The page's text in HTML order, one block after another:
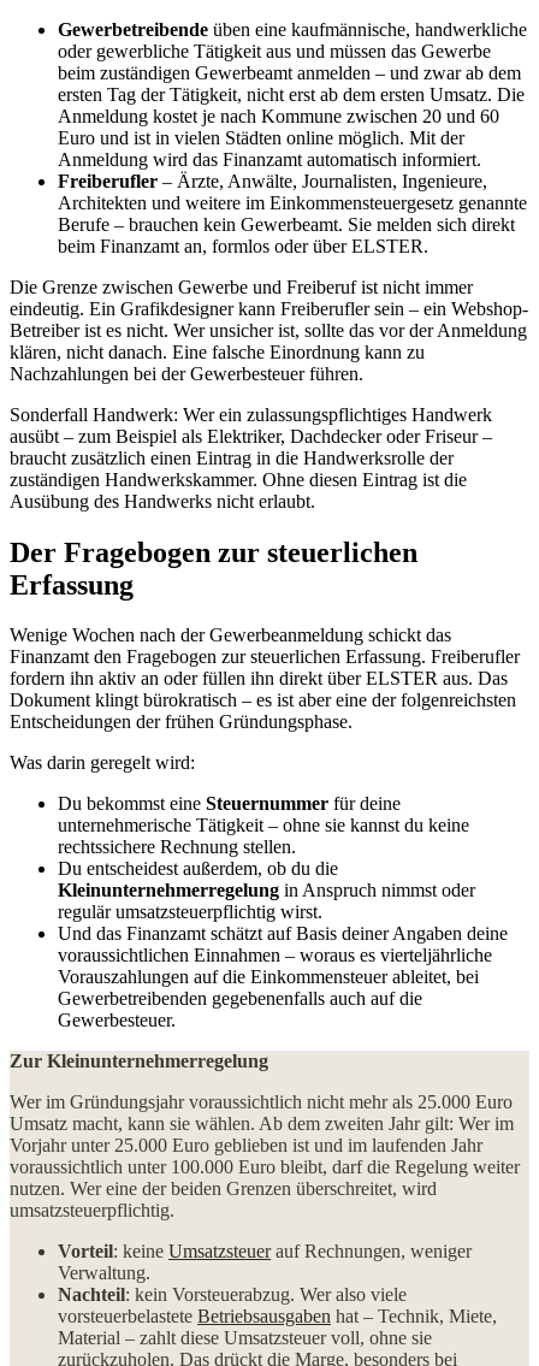
Gewerbetreibende üben eine kaufmännische, handwerkliche
oder gewerbliche Tätigkeit aus und müssen das Gewerbe
beim zuständigen Gewerbeamt anmelden – und zwar ab dem
ersten Tag der Tätigkeit, nicht erst ab dem ersten Umsatz. Die
Anmeldung kostet je nach Kommune zwischen 20 und 60
Euro und ist in vielen Städten online möglich. Mit der
Anmeldung wird das Finanzamt automatisch informiert.
Freiberufler – Ärzte, Anwälte, Journalisten, Ingenieure,
Architekten und weitere im Einkommensteuergesetz genannte
Berufe – brauchen kein Gewerbeamt. Sie melden sich direkt
beim Finanzamt an, formlos oder über ELSTER.
Die Grenze zwischen Gewerbe und Freiberuf ist nicht immer
eindeutig. Ein Grafikdesigner kann Freiberufler sein – ein Webshop-
Betreiber ist es nicht. Wer unsicher ist, sollte das vor der Anmeldung
klären, nicht danach. Eine falsche Einordnung kann zu
Nachzahlungen bei der Gewerbesteuer führen.
Sonderfall Handwerk: Wer ein zulassungspflichtiges Handwerk
ausübt – zum Beispiel als Elektriker, Dachdecker oder Friseur –
braucht zusätzlich einen Eintrag in die Handwerksrolle der
zuständigen Handwerkskammer. Ohne diesen Eintrag ist die
Ausübung des Handwerks nicht erlaubt.
Der Fragebogen zur steuerlichen
Erfassung
Wenige Wochen nach der Gewerbeanmeldung schickt das
Finanzamt den Fragebogen zur steuerlichen Erfassung. Freiberufler
fordern ihn aktiv an oder füllen ihn direkt über ELSTER aus. Das
Dokument klingt bürokratisch – es ist aber eine der folgenreichsten
Entscheidungen der frühen Gründungsphase.
Was darin geregelt wird:
Du bekommst eine Steuernummer für deine
unternehmerische Tätigkeit – ohne sie kannst du keine
rechtssichere Rechnung stellen.
Du entscheidest außerdem, ob du die
Kleinunternehmerregelung in Anspruch nimmst oder
regulär umsatzsteuerpflichtig wirst.
Und das Finanzamt schätzt auf Basis deiner Angaben deine
voraussichtlichen Einnahmen – woraus es vierteljährliche
Vorauszahlungen auf die Einkommensteuer ableitet, bei
Gewerbetreibenden gegebenenfalls auch auf die
Gewerbesteuer.
Zur Kleinunternehmerregelung
Wer im Gründungsjahr voraussichtlich nicht mehr als 25.000 Euro
Umsatz macht, kann sie wählen. Ab dem zweiten Jahr gilt: Wer im
Vorjahr unter 25.000 Euro geblieben ist und im laufenden Jahr
voraussichtlich unter 100.000 Euro bleibt, darf die Regelung weiter
nutzen. Wer eine der beiden Grenzen überschreitet, wird
umsatzsteuerpflichtig.
Vorteil: keine Umsatzsteuerauf Rechnungen, weniger
Verwaltung.
Nachteil: kein Vorsteuerabzug. Wer also viele
vorsteuerbelastete Betriebsausgaben hat – Technik, Miete,
Material – zahlt diese Umsatzsteuer voll, ohne sie
zurückzuholen. Das drückt die Marge, besonders bei